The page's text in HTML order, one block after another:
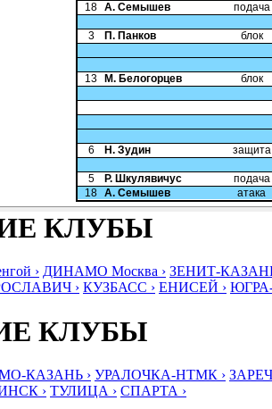
18 А. Семышев подача
3 П. Панков блок
13 М. Белогорцев блок
6 Н. Зудин защита
5 Р. Шкулявичус
подача
18 А. Семышев атака
КЛУБЫ
› ДИНАМО Москва › ЗЕНИТ-
› КУЗБАСС › ЕНИСЕЙ ›
КЛУБЫ
КАЗАНЬ › УРАЛОЧКА-НТМК ›
› ТУЛИЦА › СПАРТА ›